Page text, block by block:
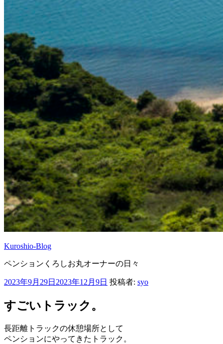
Kuroshio-Blog
ペンションくろしお丸オーナーの日々
投
日:
2023年9月29日 2023年12月9日 投稿者: syo
すごいトラック。
長距離トラックの休憩場所として
ペンションにやってきたトラック。